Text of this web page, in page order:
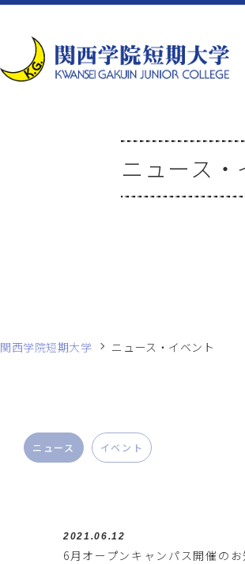
ニュース・
関西学院短期大学 ニュース・イベント
ニュース イベント
2021.06.12
6月オープンキャンパス開催の